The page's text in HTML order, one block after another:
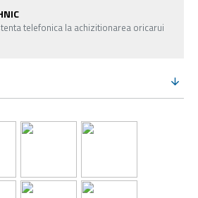
telefonica la achizitionarea oricarui